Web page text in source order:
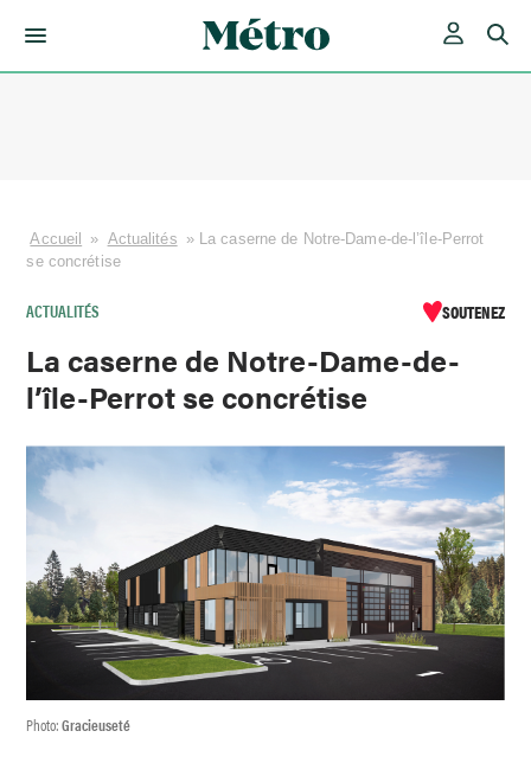
Accueil » Actualités » La caserne de Notre-Dame-de-l’île-Perrot
se concrétise
ACTUALITÉS SOUTENEZ
La caserne de Notre-Dame-de-
l’île-Perrot se concrétise
Photo:Gracieuseté